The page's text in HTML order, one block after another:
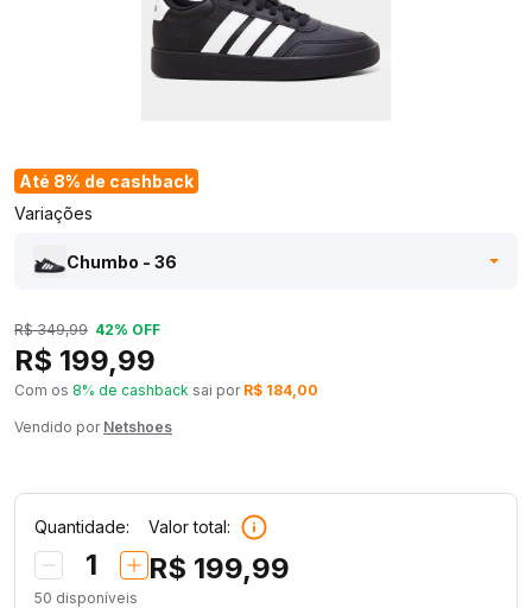
Até 8% de cashback
Variações
Chumbo - 36
R$ 349,99 42% OFF
R$ 199,99
Com os 8% de cashback sai por R$ 184,00
Vendido por Netshoes
Quantidade:
1
50 disponíveis
Valor total:
R$ 199,99